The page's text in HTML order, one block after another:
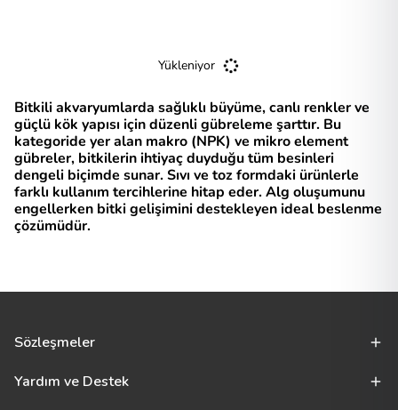
Yükleniyor
Bitkili akvaryumlarda sağlıklı büyüme, canlı renkler ve
güçlü kök yapısı için düzenli gübreleme şarttır. Bu
kategoride yer alan makro (NPK) ve mikro element
gübreler, bitkilerin ihtiyaç duyduğu tüm besinleri
dengeli biçimde sunar. Sıvı ve toz formdaki ürünlerle
farklı kullanım tercihlerine hitap eder. Alg oluşumunu
engellerken bitki gelişimini destekleyen ideal beslenme
çözümüdür.
Sözleşmeler
Yardım ve Destek